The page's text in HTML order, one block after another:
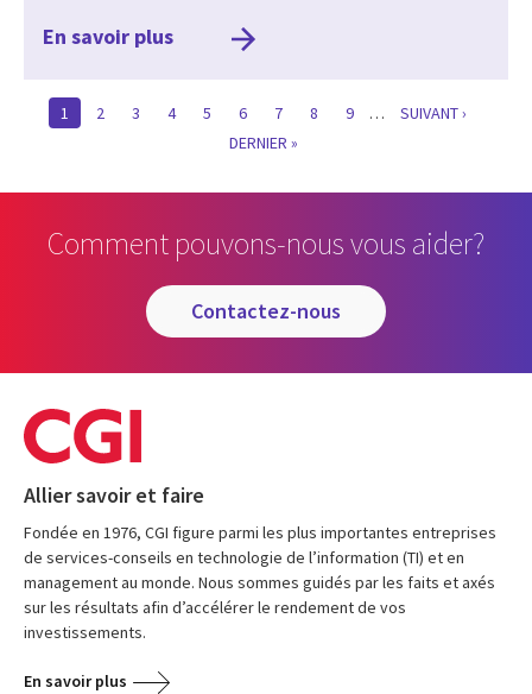
En savoir plus
CURRENT
1 PAGE
2 PAGE
3 PAGE
4 PAGE
5 PAGE
6 PAGE
7 PAGE
8 PAGE
9 … SUIVANTE
SUIVANT ›
LAST
DERNIER »
Comment pouvons-nous vous aider?
contactez-nous
Allier savoir et faire
Fondée en 1976, CGI figure parmi les plus importantes entreprises
de services-conseils en technologie de l’information (TI) et en
management au monde. Nous sommes guidés par les faits et axés
sur les résultats afin d’accélérer le rendement de vos
investissements.
En savoir plus